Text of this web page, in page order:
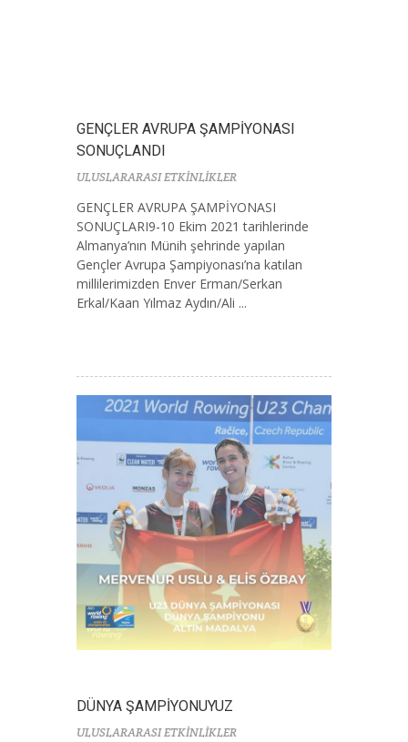
GENÇLER AVRUPA ŞAMPİYONASI
SONUÇLANDI
ULUSLARARASI ETKİNLİKLER
GENÇLER AVRUPA ŞAMPİYONASI
SONUÇLARI9-10 Ekim 2021 tarihlerinde
Almanya’nın Münih şehrinde yapılan
Gençler Avrupa Şampiyonası’na katılan
millilerimizden Enver Erman/Serkan
Erkal/Kaan Yılmaz Aydın/Ali ...
DÜNYA ŞAMPİYONUYUZ
ULUSLARARASI ETKİNLİKLER